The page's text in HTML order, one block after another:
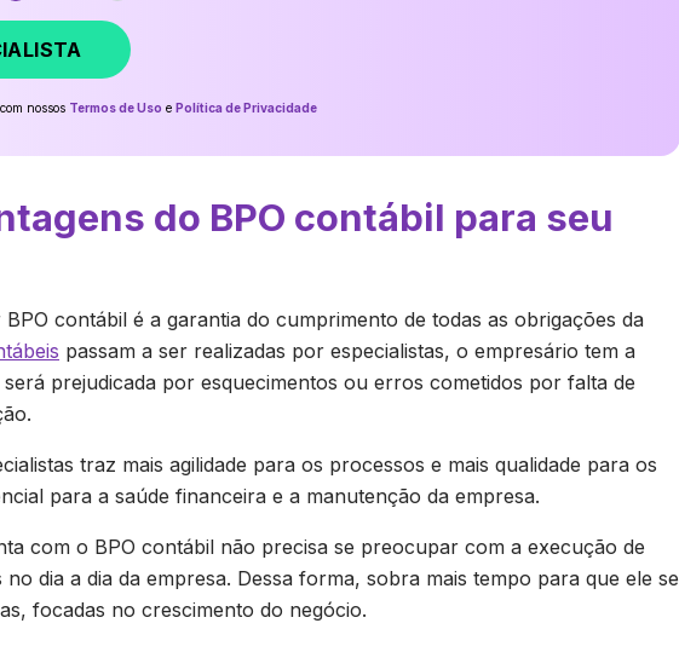
nossos Termos de Uso e Política de Privacidade
do BPO contábil para seu
contábil é a garantia do cumprimento de todas as obrigações da
passam a ser realizadas por especialistas, o empresário tem a
prejudicada por esquecimentos ou erros cometidos por falta de
traz mais agilidade para os processos e mais qualidade para os
para a saúde financeira e a manutenção da empresa.
com o BPO contábil não precisa se preocupar com a execução de
no dia a dia da empresa. Dessa forma, sobra mais tempo para que ele se
focadas no crescimento do negócio.